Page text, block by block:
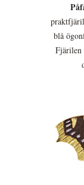
blå
Fjärilen